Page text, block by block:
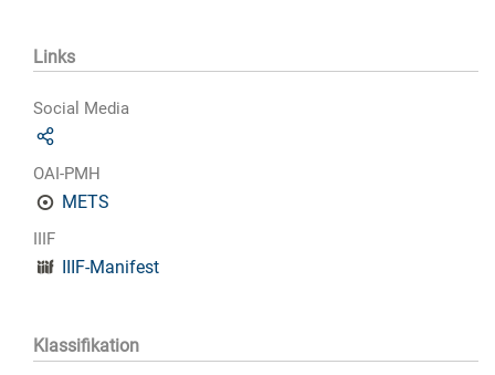
Links
Social Media
OAI-PMH
METS
IIIF
IIIF-Manifest
Klassifikation